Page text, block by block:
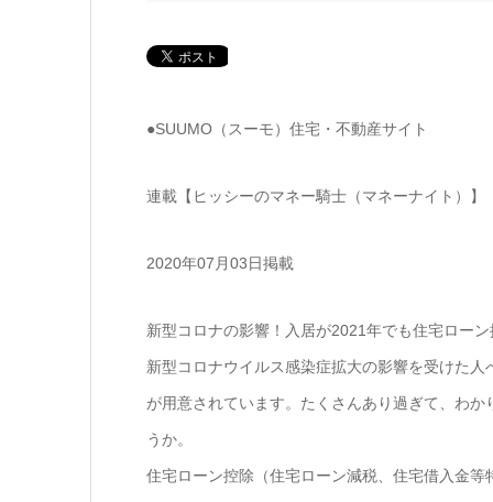
●SUUMO（スーモ）住宅・不動産サイト
連載【ヒッシーのマネー騎士（マネーナイト）】
2020年07月03日掲載
新型コロナの影響！入居が2021年でも住宅ロー
新型コロナウイルス感染症拡大の影響を受けた
が用意されています。たくさんあり過ぎて、わ
うか。
住宅ローン控除（住宅ローン減税、住宅借入金